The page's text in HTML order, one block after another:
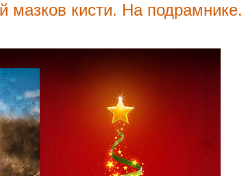
мазков кисти. На